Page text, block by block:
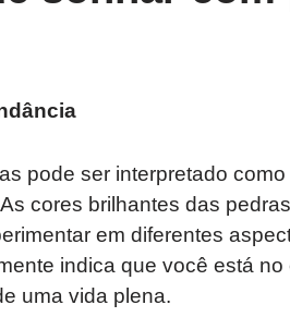
pode ser interpretado
cores brilhantes das
em diferentes
indica que você está
uma vida plena.